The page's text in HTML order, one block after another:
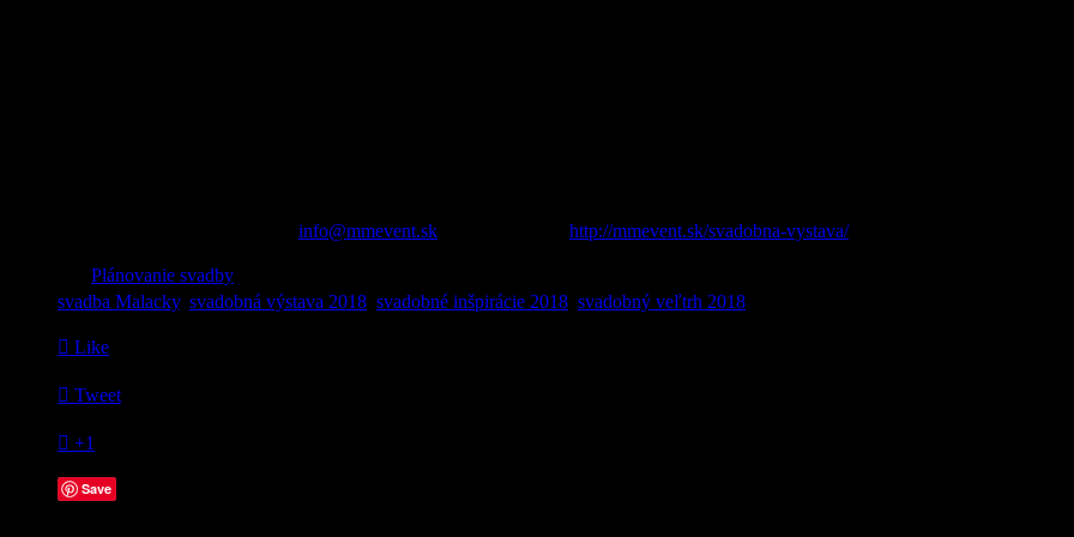
info@mmevent.sk http://mmevent.sk/svadobna-vystava/alebo nás kontaktujte na
Plánovanie svadby
svadba Malacky, svadobná výstava 2018 svadobné inšpirácie 2018 svadobný veľtrh 2018
 Like
 Tweet
 +1
Save